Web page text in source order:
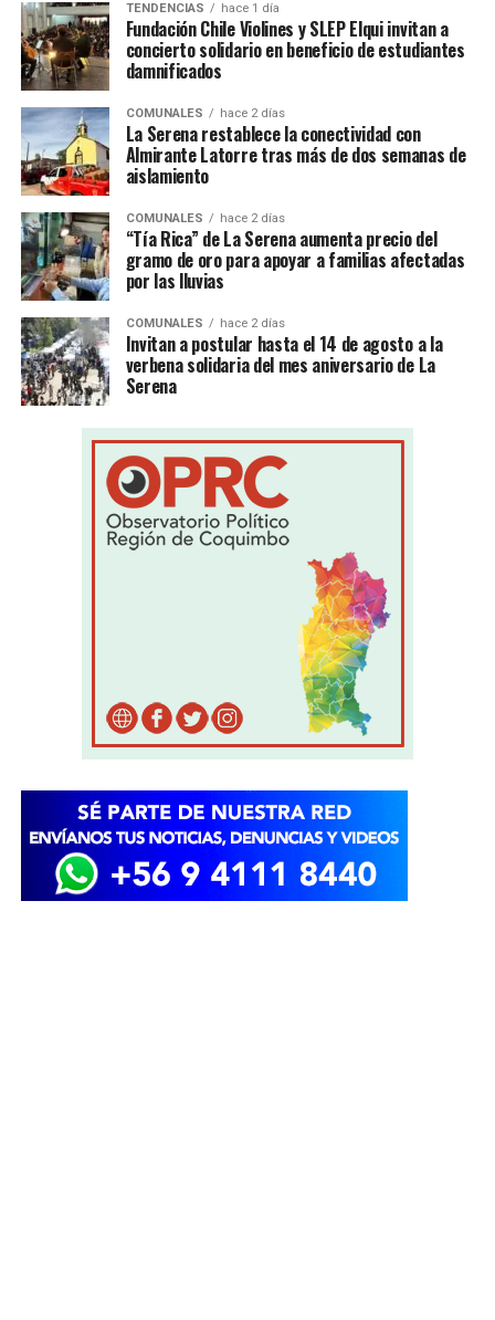
TENDENCIAS hace 1 día
Fundación Chile Violines y SLEP Elqui invitan a
concierto solidario en beneficio de estudiantes
damnificados
COMUNALES hace 2 días
La Serena restablece la conectividad con
Almirante Latorre tras más de dos semanas de
aislamiento
COMUNALES hace 2 días
“Tía Rica” de La Serena aumenta precio del
gramo de oro para apoyar a familias afectadas
por las lluvias
COMUNALES hace 2 días
Invitan a postular hasta el 14 de agosto a la
verbena solidaria del mes aniversario de La
Serena